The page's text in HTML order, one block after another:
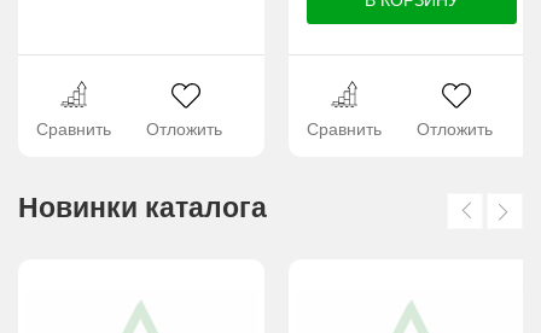
Сравнить Отложить Сравнить Отложить
Новинки каталога